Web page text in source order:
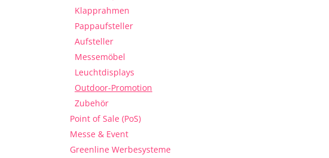
Klapprahmen
Pappaufsteller
Aufsteller
Messemöbel
Leuchtdisplays
Outdoor-Promotion
Zubehör
Point of Sale (PoS)
Messe & Event
Greenline Werbesysteme